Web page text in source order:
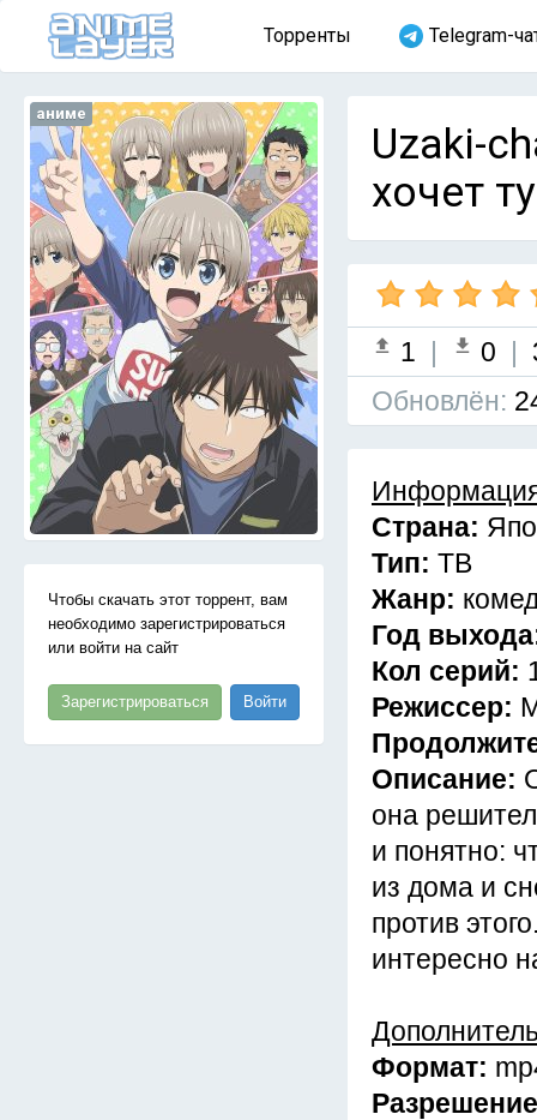
Торренты Telegram-
аниме
Чтобы скачать этот торрент, вам
необходимо зарегистрироваться
или войти на сайт
Зарегистрироваться Войти
Uzaki-
хочет
1 | 0 |
Обновлён:
Страна:
Тип: ТВ
Жанр:
Год
Кол серий:
Режиссер:
Описание:
она
и понятно:
из дома и
против
интересно
Формат: